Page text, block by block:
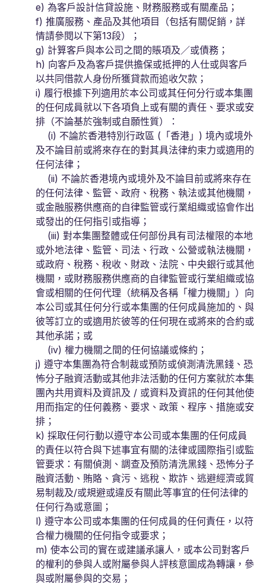
e) 為客戶設計信貸設施、財務服務或有關產品；
f) 推廣服務、產品及其他項目（包括有關促銷，詳
情請參閱以下第13段）；
g) 計算客戶與本公司之間的賬項及／或債務；
h) 向客戶及為客戶提供擔保或抵押的人仕或與客戶
以共同借款人身份所獲貸款而追收欠款；
i) 履行根據下列適用於本公司或其任何分行或本集團
的任何成員就以下各項負上或有關的責任、要求或安
排（不論基於強制或自願性質）：
(i) 不論於香港特別行政區 (「香港」) 境內或境外
及不論目前或將來存在的對其具法律約束力或適用的
任何法律；
(ii) 不論於香港境內或境外及不論目前或將來存在
的任何法律、監管、政府、稅務、執法或其他機關，
或金融服務供應商的自律監管或行業組織或協會作出
或發出的任何指引或指導；
(iii) 對本集團整體或任何部份具有司法權限的本地
或外地法律、監管、司法、行政、公營或執法機關，
或政府、稅務、稅收、財政、法院、中央銀行或其他
機關，或財務服務供應商的自律監管或行業組織或協
會或相關的任何代理（統稱及各稱「權力機關」）向
本公司或其任何分行或本集團的任何成員施加的、與
彼等訂立的或適用於彼等的任何現在或將來的合約或
其他承諾；或
(iv) 權力機關之間的任何協議或條約；
j) 遵守本集團為符合制裁或預防或偵測清洗黑錢、恐
怖分子融資活動或其他非法活動的任何方案就於本集
團內共用資料及資訊及 / 或資料及資訊的任何其他使
用而指定的任何義務、要求、政策、程序、措施或安
排；
k) 採取任何行動以遵守本公司或本集團的任何成員
的責任以符合與下述事宜有關的法律或國際指引或監
管要求：有關偵測、調查及預防清洗黑錢、恐怖分子
融資活動、賄賂、貪污、逃稅、欺詐、逃避經濟或貿
易制裁及/或規避或違反有關此等事宜的任何法律的
任何行為或意圖；
l) 遵守本公司或本集團的任何成員的任何責任，以符
合權力機關的任何指令或要求；
m) 使本公司的實在或建議承讓人，或本公司對客戶
的權利的參與人或附屬參與人評核意圖成為轉讓，參
與或附屬參與的交易；